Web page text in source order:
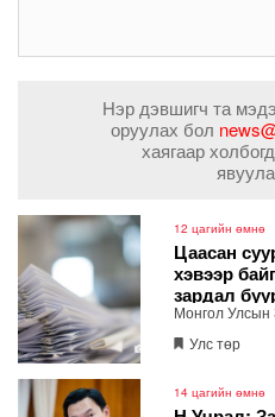
Нэр дэвшигч та
оруулах бол
хаягаар
12 цагийн өмнө
Цаасан
хэвээр
зардал
Монгол Улсын
“Чөлөөлье”
төрийн үйл
шуурхай
байна.
Улс төр
14 цагийн өмнө